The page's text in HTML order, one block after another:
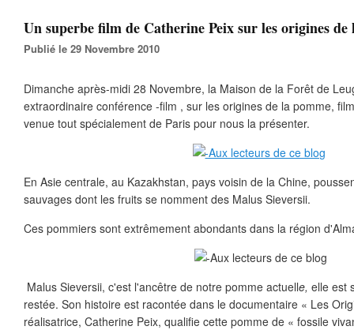
Un superbe film de Catherine Peix sur les origines de
Publié le 29 Novembre 2010
Dimanche après-midi 28 Novembre, la Maison de la Forêt de
extraordinaire conférence -film , sur les origines de la pomme,
venue tout spécialement de Paris pour nous la présenter.
En Asie centrale, au Kazakhstan, pays voisin de la Chine,
sauvages dont les fruits se nomment des Malus Sieversii.
Ces pommiers sont extrêmement abondants dans la région
Malus Sieversii, c'est l'ancêtre de notre pomme actuelle, elle est
restée. Son histoire est racontée dans le documentaire « Les
réalisatrice, Catherine Peix, qualifie cette pomme de « fossile